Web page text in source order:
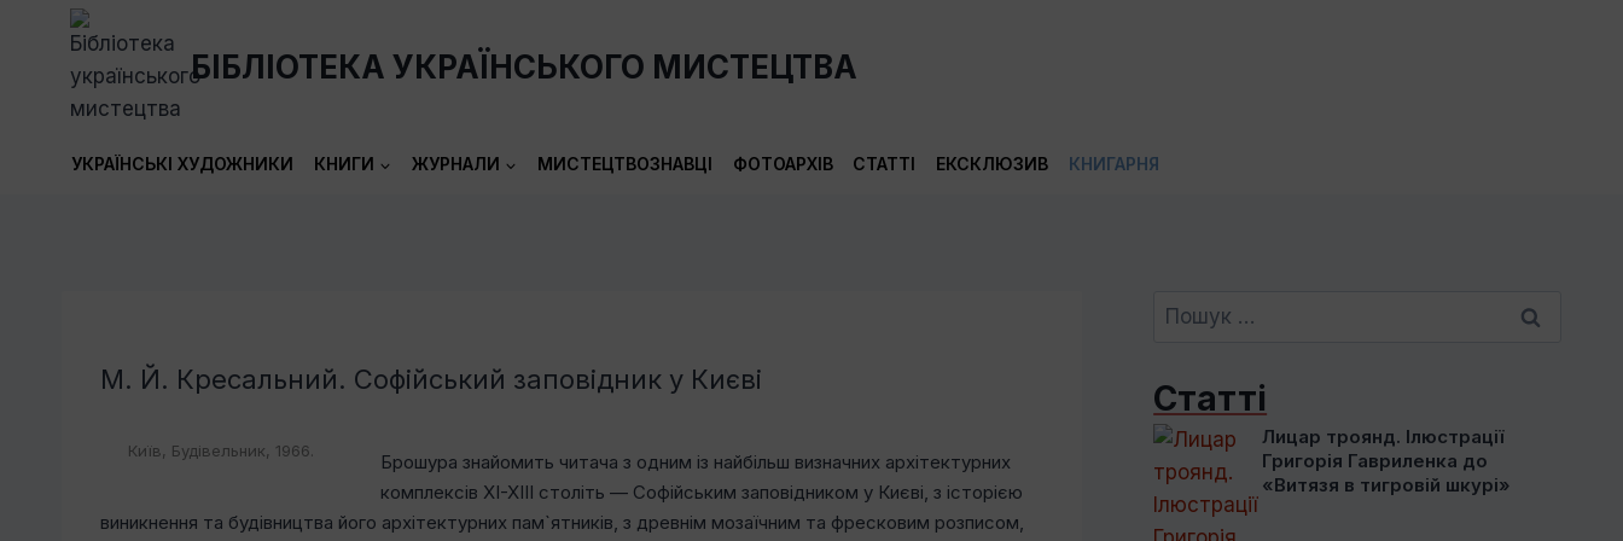
Перейти
БІБЛІОТЕКА УКРАЇНСЬКОГО МИСТЕЦТВА
УКРАЇНСЬКІ ХУДОЖНИКИ КНИГИ ЖУРНАЛИ МИСТЕЦТВОЗНАВЦІ ФОТОАРХІВ СТАТТІ ЕКСКЛЮЗИВ КНИГАРНЯ
М. Й. Кресальний. Софійський заповідник у Києві
Київ, Будівельник, 1966.
Брошура знайомить читача з одним із найбільш визначних архітектурних
комплексів XI-XIII століть — Софійським заповідником у Києві, з історією
виникнення та будівництва його архітектурних пам`ятників, з древнім мозаїчним та фресковим розписом,
Пошук:
Статті
Лицар троянд. Ілюстрації
Григорія Гавриленка до
«Витязя в тигровій шкурі»